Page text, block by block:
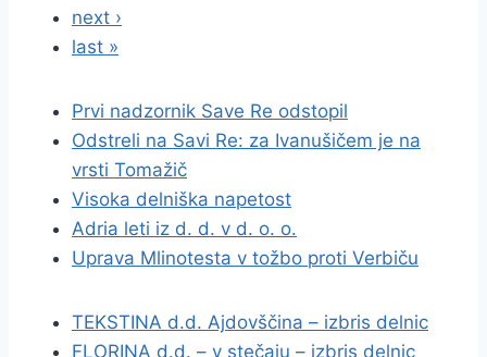
next ›
last »
Prvi nadzornik Save Re odstopil
Odstreli na Savi Re: za Ivanušičem je na
vrsti Tomažič
Visoka delniška napetost
Adria leti iz d. d. v d. o. o.
Uprava Mlinotesta v tožbo proti Verbiču
TEKSTINA d.d. Ajdovščina – izbris delnic
FLORINA d.d. – v stečaju – izbris delnic